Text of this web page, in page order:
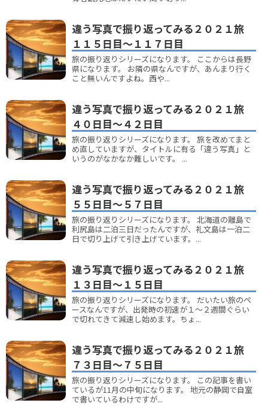
違う写真で振り返ってみる２０２１旅
１１５日目～１１７日目
旅の振り返りシリーズになります。 ここからは長野
県になります。 お隣の県なんですが、あんまり行く
こと無いんですよね。西や...
違う写真で振り返ってみる２０２１旅
４０日目～４２日目
旅の振り返りシリーズになります。 旅を改めてまと
め直していますが、タイトルに有る「違う写真」と
いうのがなかなか難しいです。 ...
違う写真で振り返ってみる２０２１旅
５５日目～５７日目
旅の振り返りシリーズになります。 北海道の離島で
利尻島は二泊三日だったんですが、礼文島は一泊二
日で切り上げて引き上げています。...
違う写真で振り返ってみる２０２１旅
１３日目～１５日目
旅の振り返りシリーズになります。 だいたい旅のペ
ースなんですが、出発時の初速が１～２週間ぐらい
で切れてきて減速し始めます。ちょ...
違う写真で振り返ってみる２０２１旅
７３日目～７５日目
旅の振り返りシリーズになります。 この記事を書い
ているが11月の中旬になります。 地元の静岡で自室
で書いているわけですが...